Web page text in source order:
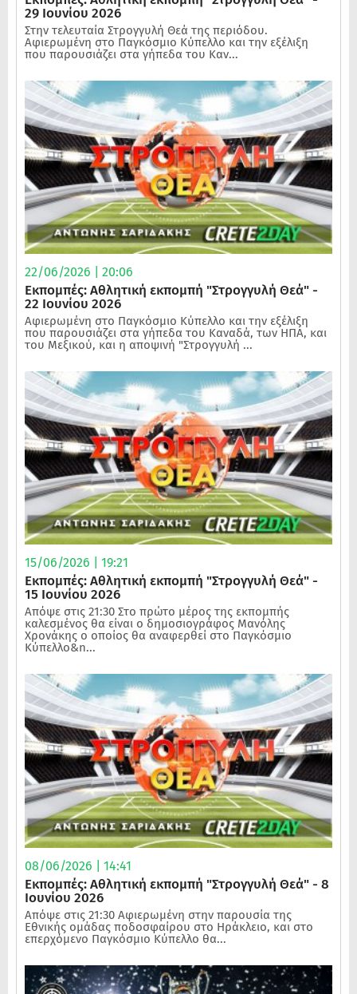
29 Ιουνίου 2026
Στην τελευταία Στρογγυλή Θεά της περιόδου.
Αφιερωμένη στο Παγκόσμιο Κύπελλο και την εξέλιξη
που παρουσιάζει στα γήπεδα του Καν...
22/06/2026 | 20:06
Εκπομπές: Αθλητική εκπομπή "Στρογγυλή Θεά" -
22 Ιουνίου 2026
Αφιερωμένη στο Παγκόσμιο Κύπελλο και την εξέλιξη
που παρουσιάζει στα γήπεδα του Καναδά, των ΗΠΑ, και
του Μεξικού, και η αποψινή "Στρογγυλή ...
15/06/2026 | 19:21
Εκπομπές: Αθλητική εκπομπή "Στρογγυλή Θεά" -
15 Ιουνίου 2026
Απόψε στις 21:30 Στο πρώτο μέρος της εκπομπής
καλεσμένος θα είναι ο δημοσιογράφος Μανόλης
Χρονάκης ο οποίος θα αναφερθεί στο Παγκόσμιο
Κύπελλο&n...
08/06/2026 | 14:41
Εκπομπές: Αθλητική εκπομπή "Στρογγυλή Θεά" - 8
Ιουνίου 2026
Απόψε στις 21:30 Αφιερωμένη στην παρουσία της
Εθνικής ομάδας ποδοσφαίρου στο Ηράκλειο, και στο
επερχόμενο Παγκόσμιο Κύπελλο θα...